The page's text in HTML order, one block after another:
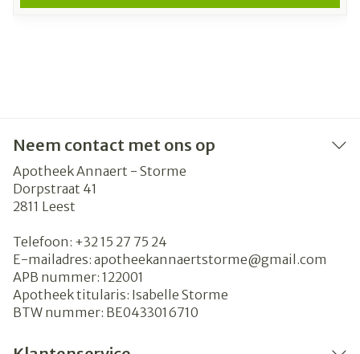
Neem contact met ons op
Apotheek Annaert - Storme
Dorpstraat 41
2811 Leest
Telefoon: +32 15 27 75 24
E-mailadres: apotheekannaertstorme@gmail.com
APB nummer: 122001
Apotheek titularis: Isabelle Storme
BTW nummer: BE0433016710